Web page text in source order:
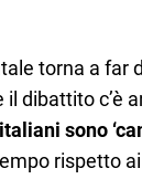
torna a far
dibattito c’è
sono
rispetto